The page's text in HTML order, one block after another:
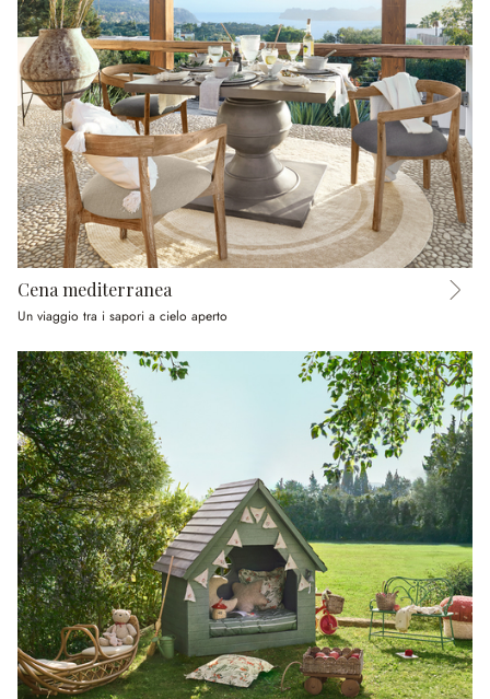
Cena mediterranea
Un viaggio tra i sapori a cielo aperto